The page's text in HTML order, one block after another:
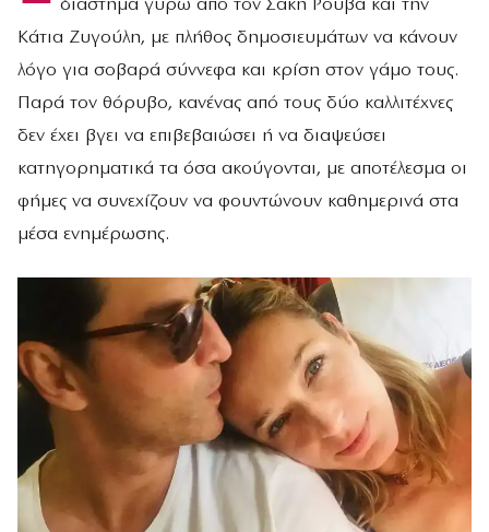
διάστημα γύρω από τον Σάκη Ρουβά και την
Κάτια Ζυγούλη, με πλήθος δημοσιευμάτων να κάνουν
λόγο για σοβαρά σύννεφα και κρίση στον γάμο τους.
Παρά τον θόρυβο, κανένας από τους δύο καλλιτέχνες
δεν έχει βγει να επιβεβαιώσει ή να διαψεύσει
κατηγορηματικά τα όσα ακούγονται, με αποτέλεσμα οι
φήμες να συνεχίζουν να φουντώνουν καθημερινά στα
μέσα ενημέρωσης.